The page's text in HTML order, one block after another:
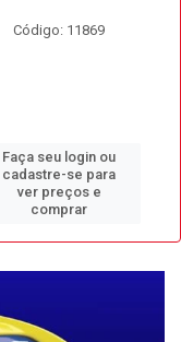
Código: 11869
Faça seu login ou
cadastre-se para
ver preços e
comprar